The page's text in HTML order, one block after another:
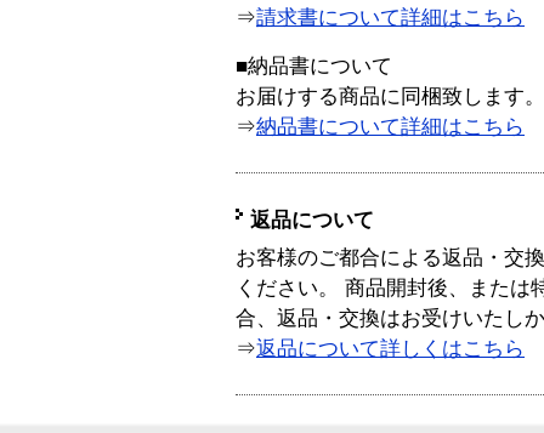
⇒請求書について詳細はこちら
■納品書について
お届けする商品に同梱致します。
⇒納品書について詳細はこちら
返品について
お客様のご都合による返品・交
ください。 商品開封後、または
合、返品・交換はお受けいたし
⇒返品について詳しくはこちら